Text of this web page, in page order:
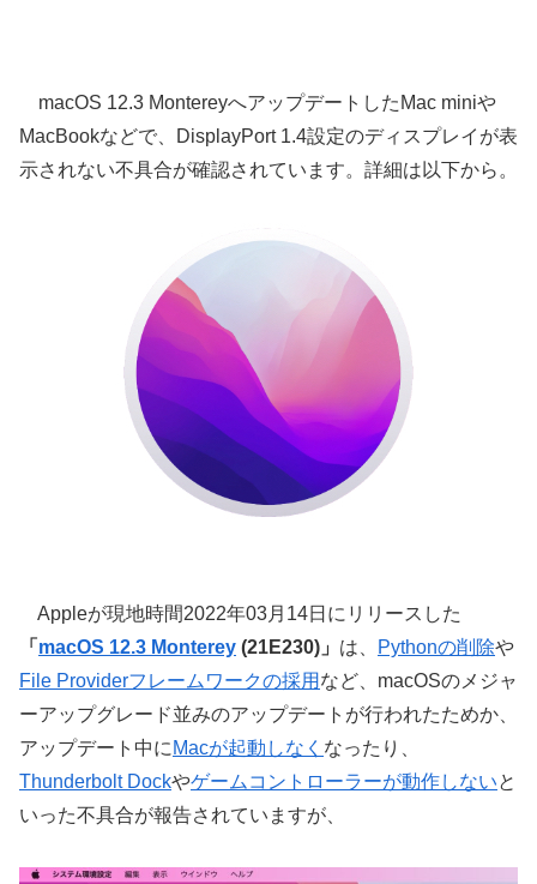
macOS 12.3 MontereyへアップデートしたMac miniや
MacBookなどで、DisplayPort 1.4設定のディスプレイが表
示されない不具合が確認されています。詳細は以下から。
Appleが現地時間2022年03月14日にリリースした
「 macOS 12.3 Monterey (21E230)」 は、 Pythonの削除や
File Providerフレームワークの採用 など、macOSのメジャ
ーアップグレード並みのアップデートが行われたためか、
アップデート中に Macが起動しなく なったり、
Thunderbolt Dockやゲームコントローラーが動作しないと
いった不具合が報告されていますが、